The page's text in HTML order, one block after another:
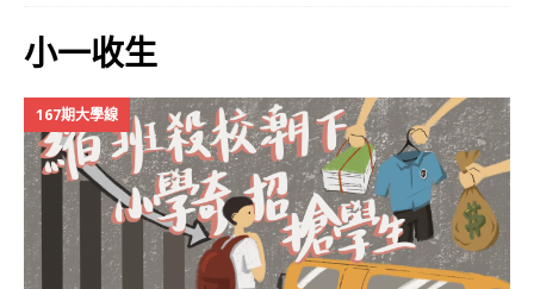
小一收生
167期大學線